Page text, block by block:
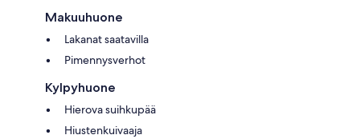
Makuuhuone
Lakanat saatavilla
Pimennysverhot
Kylpyhuone
Hierova suihkupää
Hiustenkuivaaja